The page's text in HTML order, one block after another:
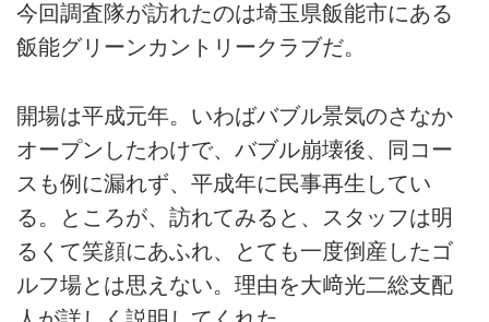
今回調査隊が訪れたのは埼玉県飯能市にある
飯能グリーンカントリークラブだ。
開場は平成元年。いわばバブル景気のさなか
オープンしたわけで、バブル崩壊後、同コー
スも例に漏れず、平成年に民事再生してい
る。ところが、訪れてみると、スタッフは明
るくて笑顔にあふれ、とても一度倒産したゴ
ルフ場とは思えない。理由を大﨑光二総支配